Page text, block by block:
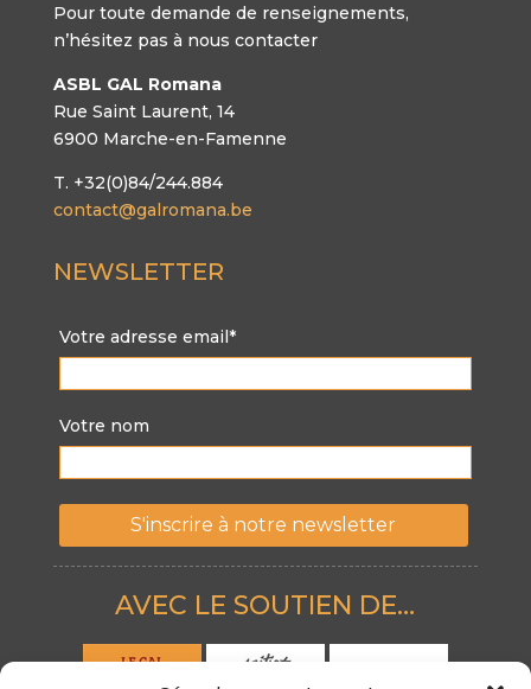
Pour toute demande de renseignements,
n’hésitez pas à nous contacter
ASBL GAL Romana
Rue Saint Laurent, 14
6900 Marche-en-Famenne
T. +32(0)84/244.884
contact@galromana.be
NEWSLETTER
Votre adresse email*
Votre nom
AVEC LE SOUTIEN DE…